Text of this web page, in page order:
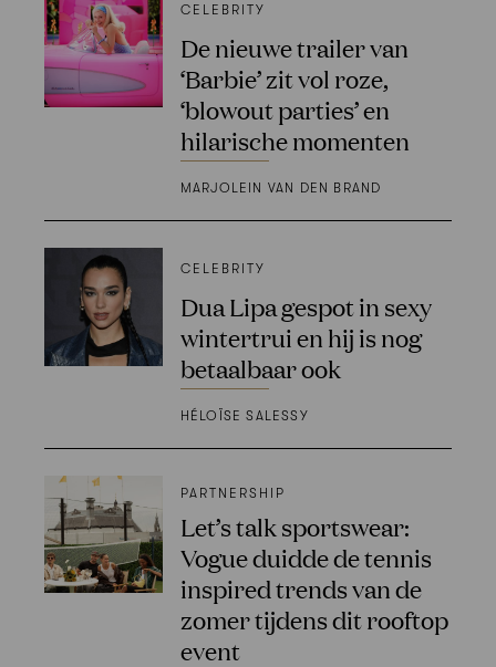
CELEBRITY
De nieuwe trailer van
‘Barbie’ zit vol roze,
‘blowout parties’ en
hilarische momenten
MARJOLEIN VAN DEN BRAND
CELEBRITY
Dua Lipa gespot in sexy
wintertrui en hij is nog
betaalbaar ook
HÉLOÏSE SALESSY
PARTNERSHIP
Let’s talk sportswear:
Vogue duidde de tennis
inspired trends van de
zomer tijdens dit rooftop
event